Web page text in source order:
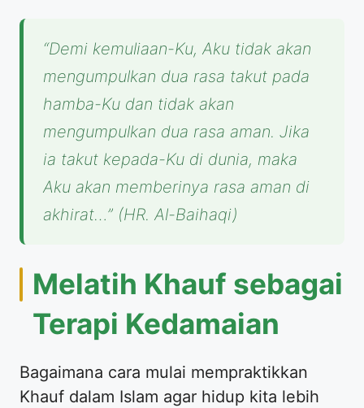
“Demi kemuliaan-Ku, Aku tidak akan
mengumpulkan dua rasa takut pada
hamba-Ku dan tidak akan
mengumpulkan dua rasa aman. Jika
ia takut kepada-Ku di dunia, maka
Aku akan memberinya rasa aman di
akhirat…” (HR. Al-Baihaqi)
Melatih Khauf sebagai
Terapi Kedamaian
Bagaimana cara mulai mempraktikkan
Khauf dalam Islam agar hidup kita lebih